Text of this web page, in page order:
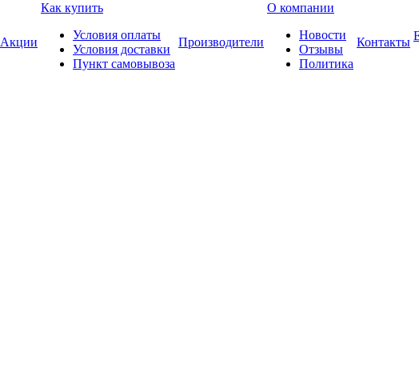
Акции
Как купить
Условия оплаты
Условия доставки
Пункт самовывоза
Производители
О компании
Новости
Отзывы
Политика
Контакты